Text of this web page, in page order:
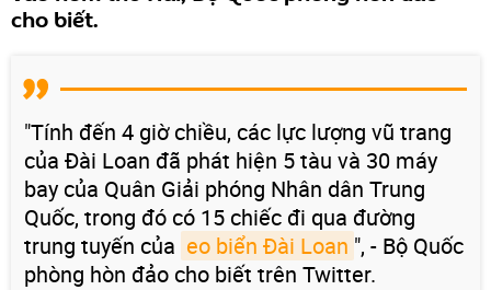
cho biết.
"Tính đến 4 giờ chiều, các lực lượng vũ trang
của Đài Loan đã phát hiện 5 tàu và 30 máy
bay của Quân Giải phóng Nhân dân Trung
Quốc, trong đó có 15 chiếc đi qua đường
trung tuyến của eo biển Đài Loan ", - Bộ Quốc
phòng hòn đảo cho biết trên Twitter.